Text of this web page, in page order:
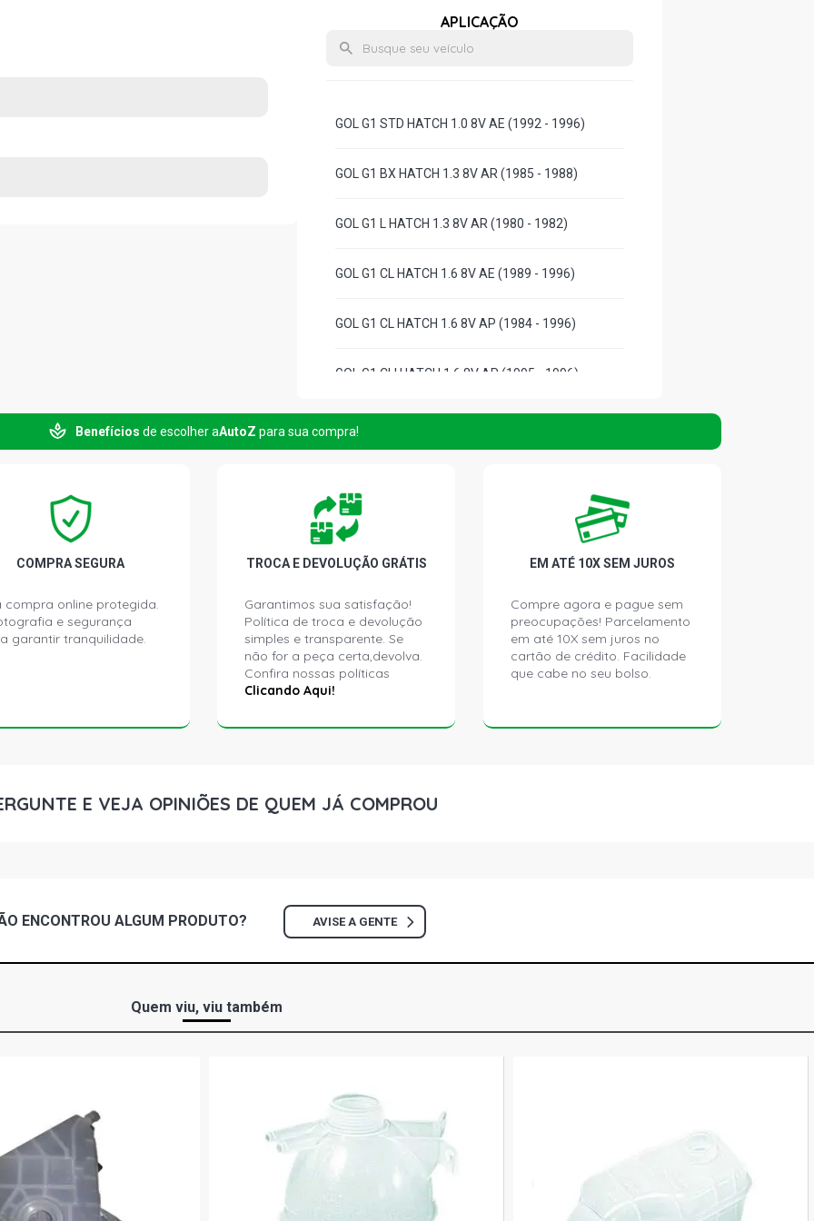
APLICAÇÃO
GOL G1 STD HATCH 1.0 8V AE (1992 - 1996)
GOL G1 BX HATCH 1.3 8V AR (1985 - 1988)
GOL G1 L HATCH 1.3 8V AR (1980 - 1982)
GOL G1 CL HATCH 1.6 8V AE (1989 - 1996)
GOL G1 CL HATCH 1.6 8V AP (1984 - 1996)
GOL G1 CLI HATCH 1.6 8V AP (1995 - 1996)
GOL G1 FURGAO HATCH 1.6 8V AP (1984 - 1994)
GOL G1 L HATCH 1.6 8V AP (1982 - 1984)
GOL G1 PLUS HATCH 1.6 8V AP (1984 - 1994)
GOL G1 S HATCH 1.6 8V AP (1984 - 1994)
GOL G1 BX HATCH 1.6 8V AR (1985 - 1987)
GOL G1 L HATCH 1.6 8V AR (1980 - 1988)
GOL G1 PLUS HATCH 1.6 8V MD (1982 - 1984)
GOL G1 GL HATCH 1.8 8V AP (1984 - 1996)
GOL G1 GT HATCH 1.8 8V AP (1984 - 1994)
Benefícios de escolher aAutoZ para sua compra!
COMPRA SEGURA
compra online protegida.
e segurança
garantir tranquilidade.
TROCA E DEVOLUÇÃO GRÁTIS
Garantimos sua satisfação!
Política de troca e devolução
simples e transparente. Se
não for a peça certa,devolva.
Confira nossas políticas
Clicando Aqui!
EM ATÉ 10X SEM JUROS
Compre agora e pague sem
preocupações! Parcelamento
em até 10X sem juros no
cartão de crédito. Facilidade
que cabe no seu bolso.
E VEJA OPINIÕES DE QUEM JÁ COMPROU
ENCONTROU ALGUM PRODUTO? AVISE A GENTE
Quem viu, viu também